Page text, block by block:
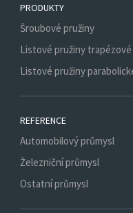
PRODUKTY
Šroubové pružiny
Listové pružiny trapézové
Listové pružiny
REFERENCE
Automobilový průmysl
Železniční průmysl
Ostatní průmysl